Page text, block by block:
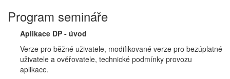
Program semináře
Aplikace DP - úvod
Verze pro běžné uživatele, modifikované verze pro bezúplatné
uživatele a ověřovatele, technické podmínky provozu
aplikace.